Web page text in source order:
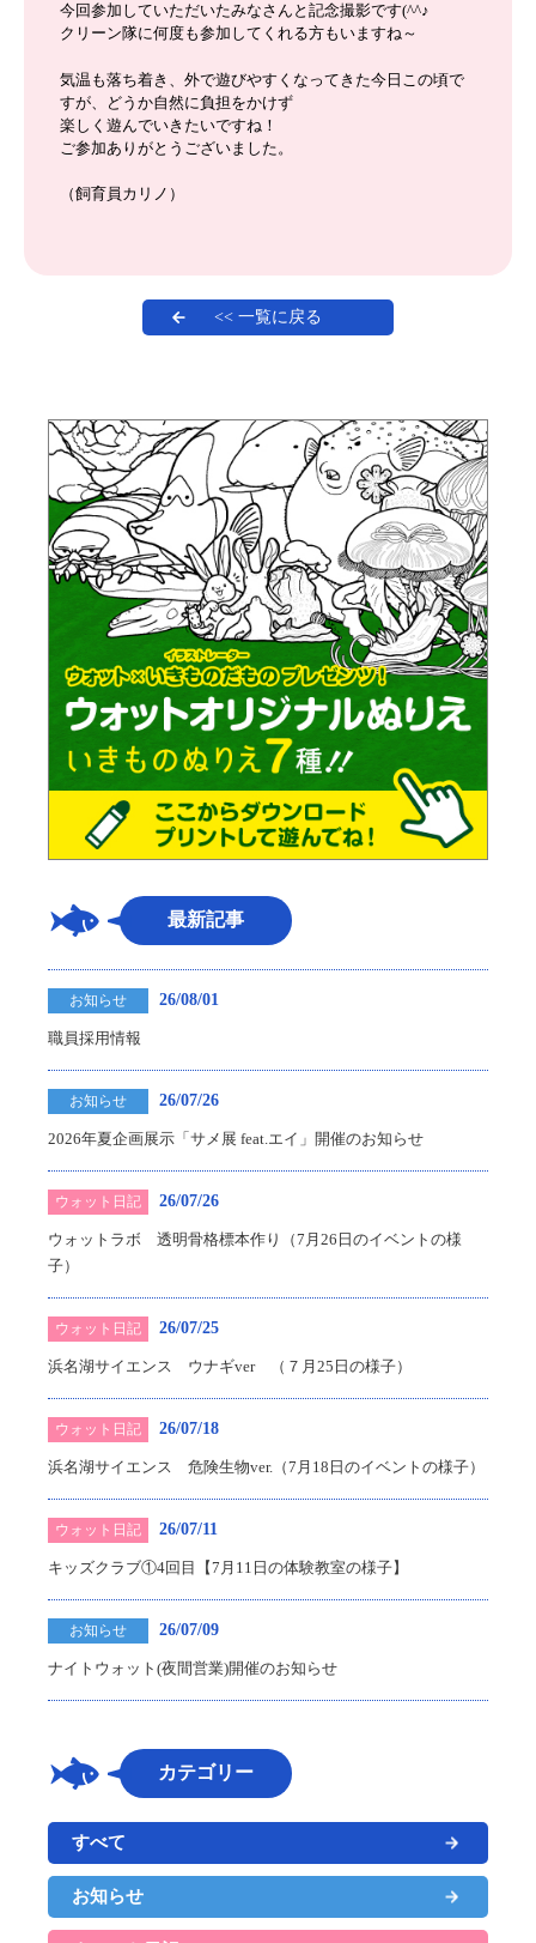
今回参加していただいたみなさんと記念撮影です(^^♪
クリーン隊に何度も参加してくれる方もいますね～
気温も落ち着き、外で遊びやすくなってきた今日この頃で
すが、どうか自然に負担をかけず
楽しく遊んでいきたいですね！
ご参加ありがとうございました。
（飼育員カリノ）
<< 一覧に戻る
最新記事
お知らせ 26/08/01
職員採用情報
お知らせ 26/07/26
2026年夏企画展示「サメ展 feat.エイ」開催のお知らせ
ウォット日記 26/07/26
ウォットラボ 透明骨格標本作り（7月26日のイベントの様
子）
ウォット日記 26/07/25
浜名湖サイエンス ウナギver （７月25日の様子）
ウォット日記 26/07/18
浜名湖サイエンス 危険生物ver.（7月18日のイベントの様子）
ウォット日記 26/07/11
キッズクラブ①4回目【7月11日の体験教室の様子】
お知らせ 26/07/09
ナイトウォット(夜間営業)開催のお知らせ
カテゴリー
すべて
お知らせ